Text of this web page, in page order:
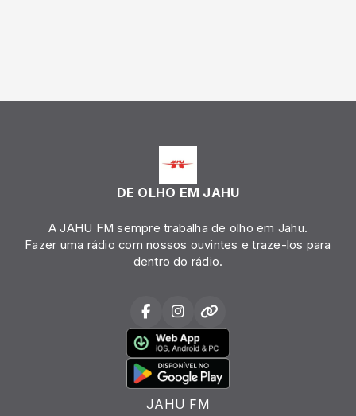
DE OLHO EM JAHU
A JAHU FM sempre trabalha de olho em Jahu.
Fazer uma rádio com nossos ouvintes e traze-los para
dentro do rádio.
JAHU FM